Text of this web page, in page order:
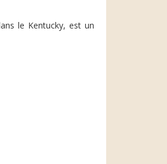
le Kentucky, est un